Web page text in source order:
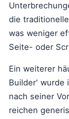
die
was weniger
Seite- oder
Ein weiterer
Builder' wurde
nach seiner
reichen